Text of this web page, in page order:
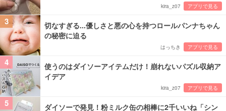
kira_z07 アプリで見る
3
切なすぎる...優しさと悪の心を持つロールパンナちゃん
の秘密に迫る
はっちき アプリで見る
4
使うのはダイソーアイテムだけ！崩れないパズル収納ア
イデア
kira_z07 アプリで見る
5
ダイソーで発見！粉ミルク缶の相棒に2千いいね「シン